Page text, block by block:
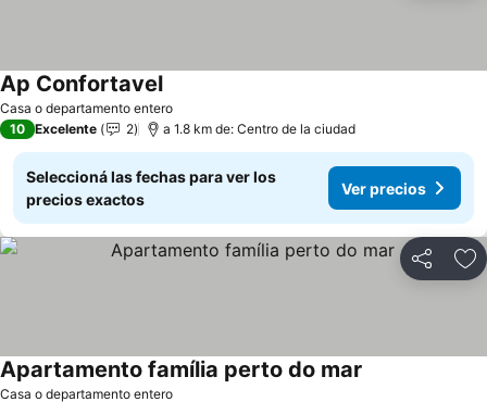
Casa o departamento entero
Ap Confortavel
10 Excelente 2 a 1.8 km de: Centro de la ciudad
Seleccioná las fechas para ver los
precios exactos
Ver precios
Compartir
Casa o departamento entero
Apartamento família perto do mar